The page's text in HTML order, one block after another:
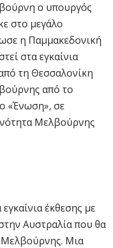
ο υπουργός
στο μεγάλο
η Παμμακεδονική
στα εγκαίνια
τη Θεσσαλονίκη
από το
«Ένωση», σε
Μελβούρνης
έκθεσης με
Αυστραλία που θα
Μελβούρνης. Μια